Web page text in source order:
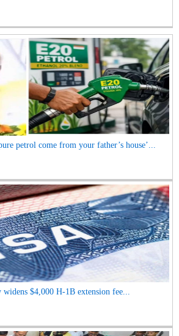
petrol come from your father’s house’...
$4,000 H-1B extension fee...